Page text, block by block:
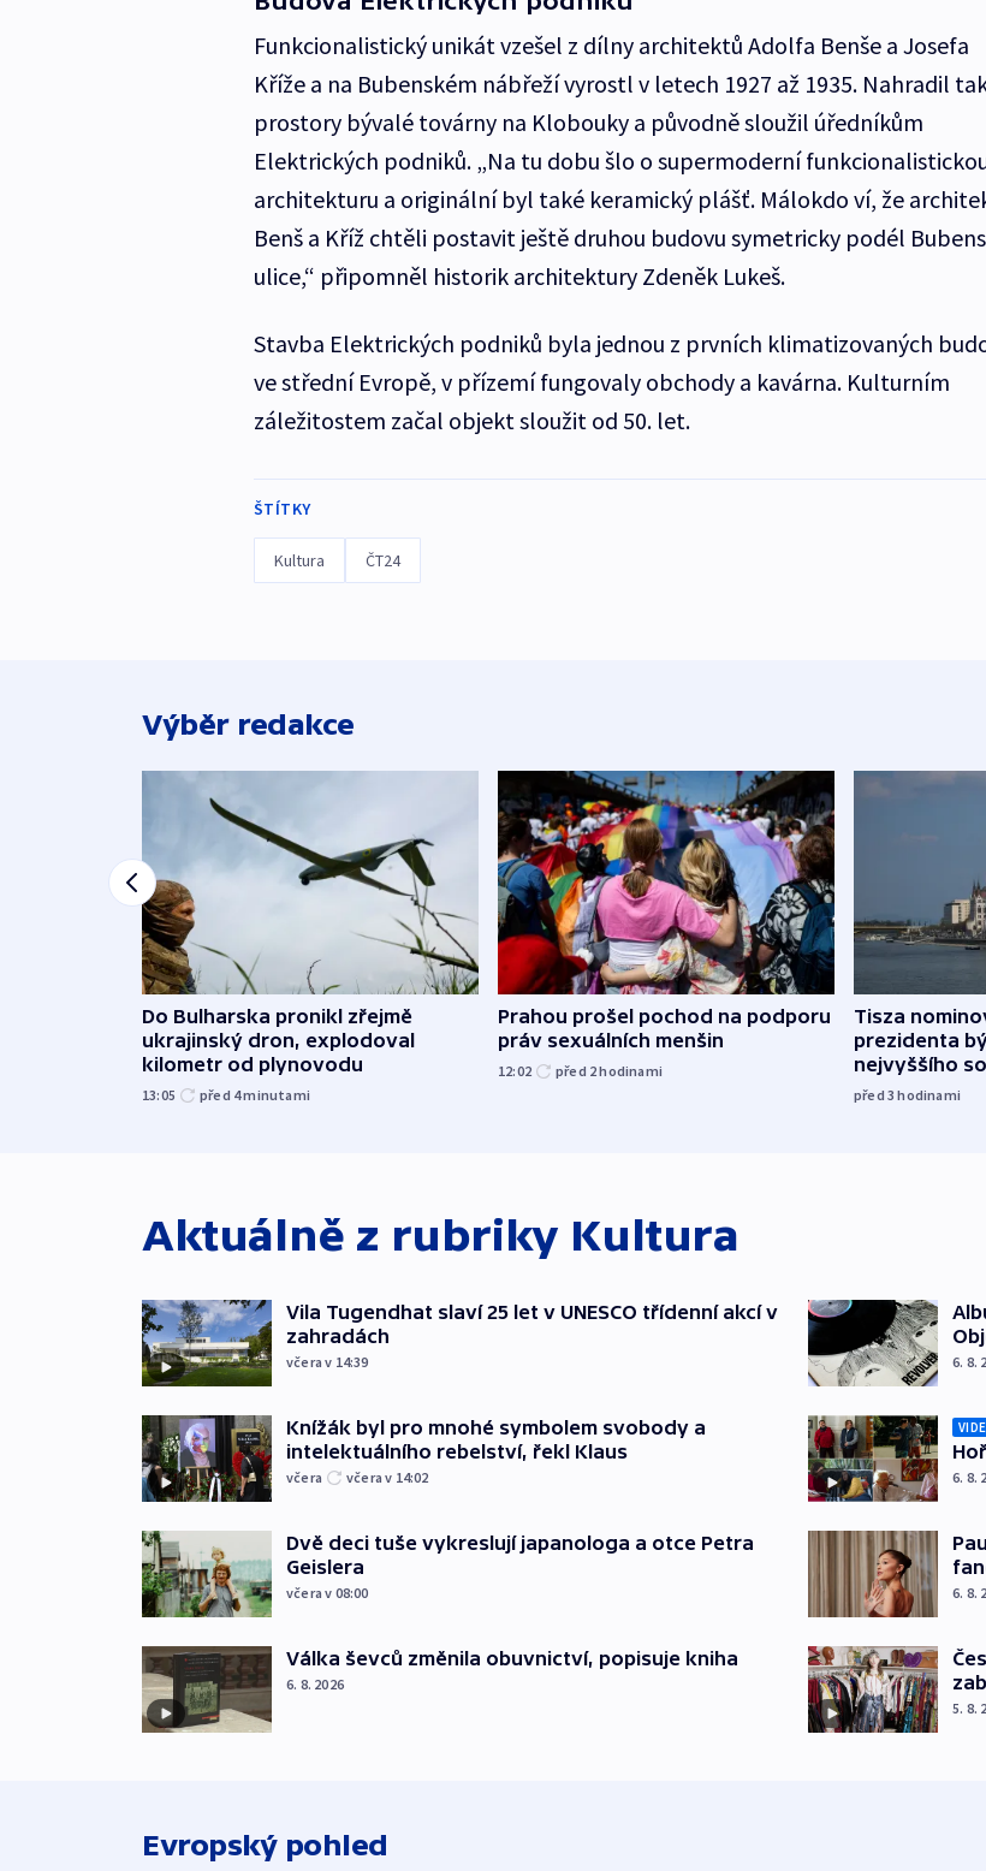
Funkcionalistický unikát vzešel z dílny architektů Adolfa Benše a Josefa
Kříže a na Bubenském nábřeží vyrostl v letech 1927 až 1935. Nahradil
prostory bývalé továrny na Klobouky a původně sloužil úředníkům
Elektrických podniků. „Na tu dobu šlo o supermoderní
architekturu a originální byl také keramický plášť. Málokdo ví, že
Benš a Kříž chtěli postavit ještě druhou budovu symetricky podél
ulice,“ připomněl historik architektury Zdeněk Lukeš.
Stavba Elektrických podniků byla jednou z prvních klimatizovaných
ve střední Evropě, v přízemí fungovaly obchody a kavárna. Kulturním
záležitostem začal objekt sloužit od 50. let.
ŠTÍTKY
Kultura ČT24
Výběr redakce
Do Bulharska pronikl zřejmě
ukrajinský dron, explodoval
kilometr od plynovodu
13:05 před 4minutami
Prahou prošel pochod na podporu
práv sexuálních menšin
12:02 před 2hodinami
Tisza
prezidenta
nejvyššího
před 3hodinami
Aktuálně z rubriky Kultura
Vila Tugendhat slaví 25 let v UNESCO třídenní akcí v
zahradách
včera v 14:39
Knížák byl pro mnohé symbolem svobody a
intelektuálního rebelství, řekl Klaus
včera včera v 14:02
Dvě deci tuše vykreslují japanologa a otce Petra
Geislera
včera v 08:00
Válka ševců změnila obuvnictví, popisuje kniha
6. 8. 2026
6. 8.
6. 8.
6. 8.
5. 8.
Evropský pohled